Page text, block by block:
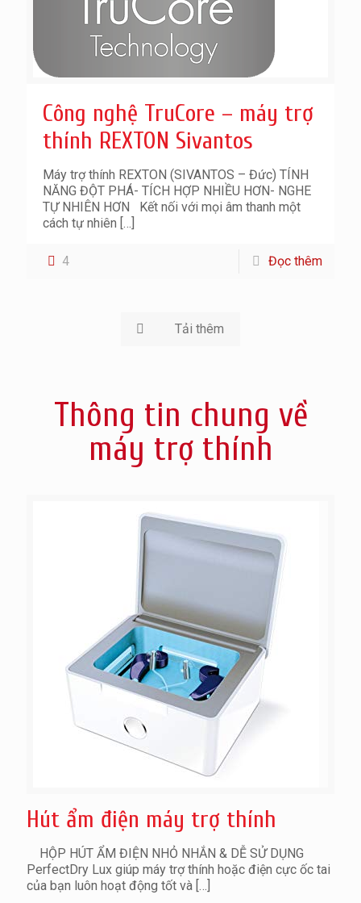
Công nghệ TruCore – máy trợ
thính REXTON Sivantos
Máy trợ thính REXTON (SIVANTOS – Đức) TÍNH
NĂNG ĐỘT PHÁ- TÍCH HỢP NHIỀU HƠN- NGHE
TỰ NHIÊN HƠN Kết nối với mọi âm thanh một
cách tự nhiên […]
4 Đọc thêm
Tải thêm
Thông tin chung về
máy trợ thính
Hút ẩm điện máy trợ thính
HỘP HÚT ẨM ĐIỆN NHỎ NHẮN & DỄ SỬ DỤNG
PerfectDry Lux giúp máy trợ thính hoặc điện cực ốc tai
của bạn luôn hoạt động tốt và […]